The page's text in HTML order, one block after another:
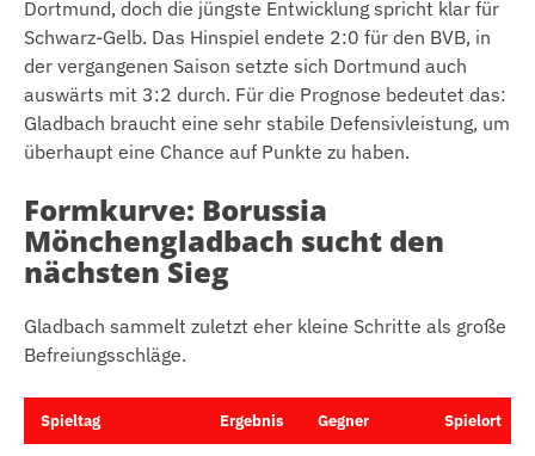
Dortmund, doch die jüngste Entwicklung spricht klar für
Schwarz-Gelb. Das Hinspiel endete 2:0 für den BVB, in
der vergangenen Saison setzte sich Dortmund auch
auswärts mit 3:2 durch. Für die Prognose bedeutet das:
Gladbach braucht eine sehr stabile Defensivleistung, um
überhaupt eine Chance auf Punkte zu haben.
Formkurve: Borussia
Mönchengladbach sucht den
nächsten Sieg
Gladbach sammelt zuletzt eher kleine Schritte als große
Befreiungsschläge.
Spieltag Ergebnis Gegner Spielort